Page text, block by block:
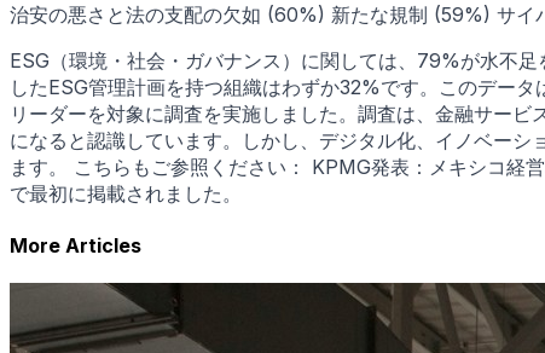
治安の悪さと法の支配の欠如 (60%) 新たな規制 (59%) サ
ESG（環境・社会・ガバナンス）に関しては、79%が水不
したESG管理計画を持つ組織はわずか32%です。このデー
リーダーを対象に調査を実施しました。調査は、金融サー
になると認識しています。しかし、デジタル化、イノベー
ます。 こちらもご参照ください： KPMG発表：メキシコ
で最初に掲載されました。
More Articles